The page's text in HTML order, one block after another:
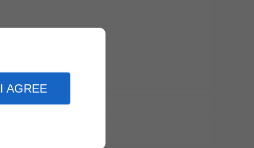
I AGREE